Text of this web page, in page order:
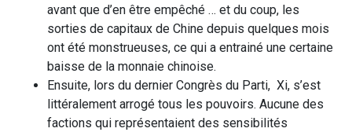
avant que d’en être empêché … et du coup, les
sorties de capitaux de Chine depuis quelques mois
ont été monstrueuses, ce qui a entrainé une certaine
baisse de la monnaie chinoise.
Ensuite, lors du dernier Congrès du Parti, Xi, s’est
littéralement arrogé tous les pouvoirs. Aucune des
factions qui représentaient des sensibilités